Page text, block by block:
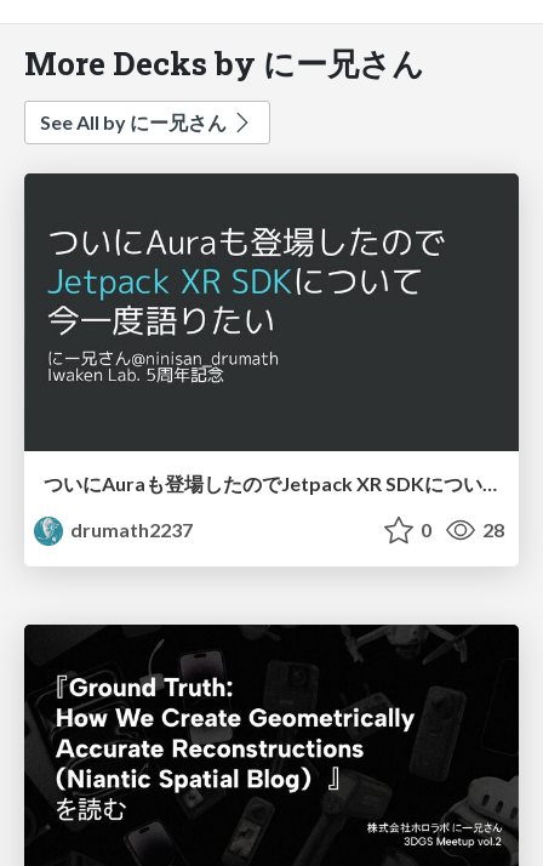
More Decks by にー兄さん
See All by にー兄さん
ついにAuraも登場したのでJetpack XR SDKについて今一度語りたい / i wanna talk about xreal aura
drumath2237
0 28